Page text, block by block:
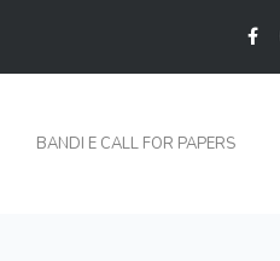
BANDI E CALL FOR PAPERS